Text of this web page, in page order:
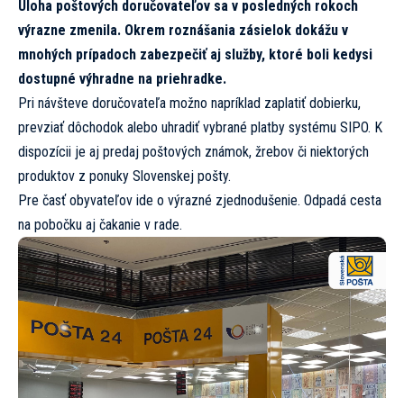
Úloha poštových doručovateľov sa v posledných rokoch
výrazne zmenila. Okrem roznášania zásielok dokážu v
mnohých prípadoch zabezpečiť aj služby, ktoré boli kedysi
dostupné výhradne na priehradke.
Pri návšteve doručovateľa možno napríklad zaplatiť dobierku,
prevziať dôchodok alebo uhradiť vybrané platby systému SIPO. K
dispozícii je aj predaj poštových známok, žrebov či niektorých
produktov z ponuky Slovenskej pošty.
Pre časť obyvateľov ide o výrazné zjednodušenie. Odpadá cesta
na pobočku aj čakanie v rade.